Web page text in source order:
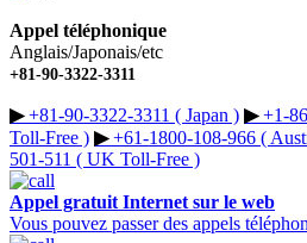
Appel téléphonique
Anglais/Japonais/etc
+81-90-3322-3311
▶︎+81-90-3322-3311 ( Japan ) ▶︎+1-
Toll-Free ) ▶︎+61-1800-108-966 (
501-511 ( UK Toll-Free )
Appel gratuit Internet sur le web
Vous pouvez passer des appels